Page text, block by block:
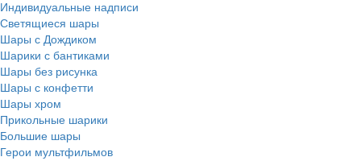
Индивидуальные надписи
Светящиеся шары
Шары с Дождиком
Шарики с бантиками
Шары без рисунка
Шары с конфетти
Шары хром
Прикольные шарики
Большие шары
Герои мультфильмов